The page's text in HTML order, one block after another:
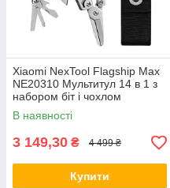
Xiaomi NexTool Flagship Max
NE20310 Мультитул 14 в 1 з
набором біт і чохлом
В наявності
3 149,30 ₴ 4 499 ₴
Купити